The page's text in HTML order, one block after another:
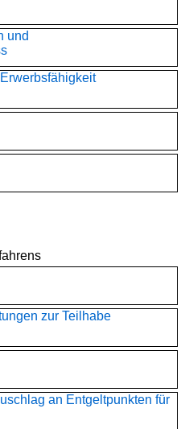
und
zur Teilhabe
an Entgeltpunkten für